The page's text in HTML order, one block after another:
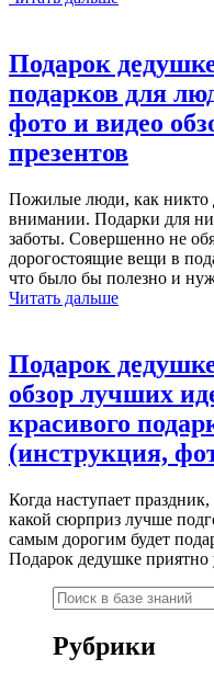
Подарок
подарков для
фото и видео
презентов
Пожилые люди, как никто
внимании. Подарки для
заботы. Совершенно не
дорогостоящие вещи в
что было бы полезно и
Читать дальше
Подарок
обзор лучших
красивого
(инструкция,
Когда наступает
какой сюрприз лучше
самым дорогим будет
Подарок дедушке приятно
Рубрики